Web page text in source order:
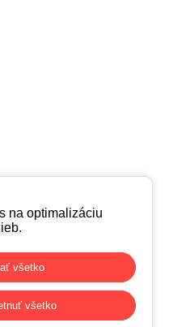
na optimalizáciu
všetko
všetko
vyhradené.
krok vpred.
poznatky z